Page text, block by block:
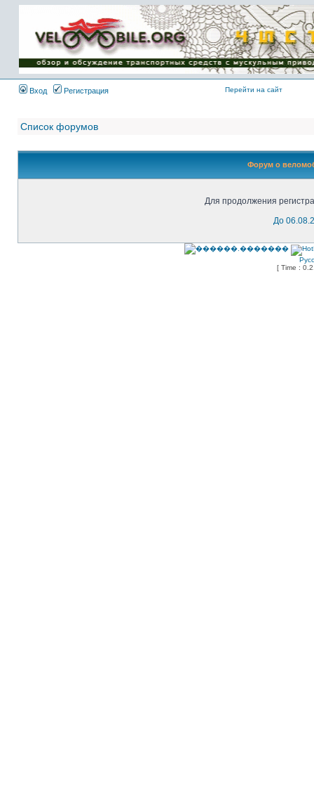
Имя пользователя:
Пароль:
{ LOG_ME_IN_SHORT
}
Вход
Регистрация Перейти на сайт
Список форумов
Форум о
Для продолжения
До
[ Time :